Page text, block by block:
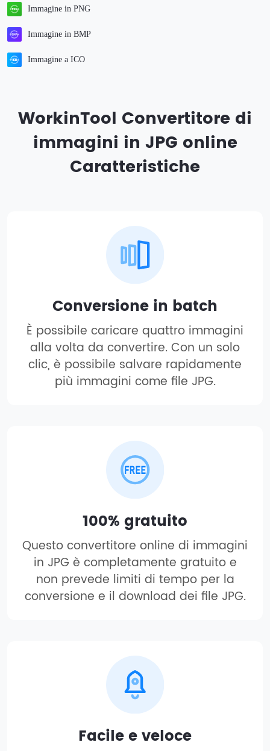
Immagine in PNG
Immagine in BMP
Immagine a ICO
WorkinTool Convertitore di
immagini in JPG online
Caratteristiche
Conversione in batch
È possibile caricare quattro immagini
alla volta da convertire. Con un solo
clic, è possibile salvare rapidamente
più immagini come file JPG.
100% gratuito
Questo convertitore online di immagini
in JPG è completamente gratuito e
non prevede limiti di tempo per la
conversione e il download dei file JPG.
Facile e veloce